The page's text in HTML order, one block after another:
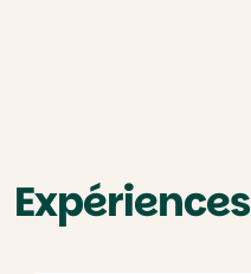
Expériences